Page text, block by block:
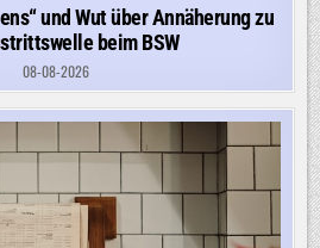
und Wut über Annäherung zu
beim BSW
08-08-2026